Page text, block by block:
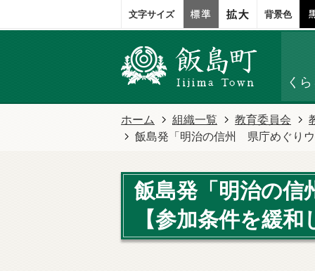
文字サイズ 背景色
く
ホーム 組織一覧 教育委員会
飯島発「明治の信州 県庁めぐり
飯島発「明治の
【参加条件を緩